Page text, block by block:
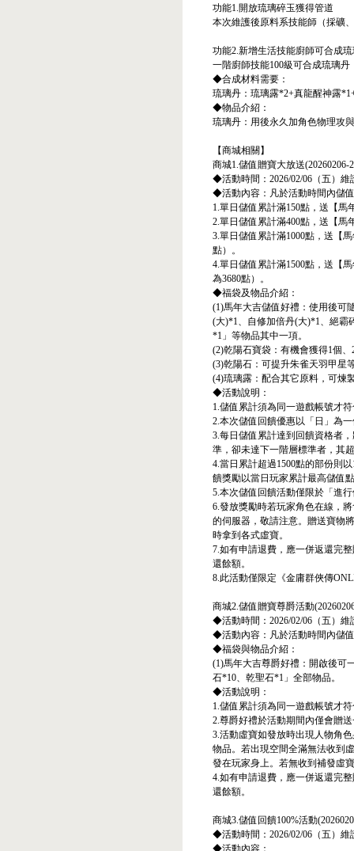
功能1.開放琉璃碎玉獲得管道
本次維護後原料系技能師（採礦
功能2.新增生活技能廚師可合成
一階廚師技能100級可合成琉璃
◆合成材料需要：
琉璃丹：琉璃露*2+真龍醒神露
◆物品介紹：
琉璃丹：用後永久加角色物理攻
【商城相關】
商城1.儲值贈寶大放送(20260206-
◆活動時間：2026/02/06（五）維
◆活動內容：凡於活動時間內儲
1.單日儲值累計滿150點，送【馬
2.單日儲值累計滿400點，送【馬
3.單日儲值累計滿1000點，送【
點）。
4.單日儲值累計滿1500點，送【
為3680點）。
◆福袋及物品介紹：
(1)馬年大吉儲值好禮：使用後可
(大)*1、自修加倍丹(大)*1、絕霸
*1」等物品其中一項。
(2)乾陽石寶袋：有機會獲得1個
(3)乾陽石：可提升朱雀天羽甲星
(4)琉璃露：配合其它原料，可煉
◆活動說明：
1.儲值累計須為同一遊戲帳號才
2.本次儲值回饋優惠以「日」為
3.每日儲值累計達到回饋資格者
準，卻未達下一階層標準者，其
4.當日累計超過1500點的部份則
饋獎勵以當日玩家累計最高儲值
5.本次儲值回饋活動僅限於「進
6.發放獎勵時若玩家角色在線，
的伺服器，敬請注意。贈送寶物
時拿到各式虛寶。
7.如有申請退費，應一併返還完
還餘額。
8.此活動僅限定《金庸群俠傳
商城2.儲值贈寶尊爵活動
◆活動時間：2026/02/06（五）維
◆活動內容：凡於活動時間內儲
◆福袋與物品介紹：
(1)馬年大吉尊爵好禮：開啟後可
石*10、乾聖石*1」全部物品。
◆活動說明：
1.儲值累計須為同一遊戲帳號才
2.尊爵好禮於活動期間內僅會贈
3.活動虛寶如發放時出現人物角
物品。若出現空間全滿無法收到
發在玩家身上。若無收到補發虛
4.如有申請退費，應一併返還完
還餘額。
商城3.儲值回饋100%活動
◆活動時間：2026/02/06（五）維
◆活動內容：